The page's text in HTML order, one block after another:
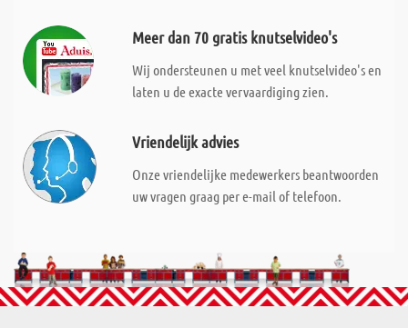
Meer dan 70 gratis knutselvideo's
Wij ondersteunen u met veel knutselvideo's en
laten u de exacte vervaardiging zien.
Vriendelijk advies
Onze vriendelijke medewerkers beantwoorden
uw vragen graag per e-mail of telefoon.